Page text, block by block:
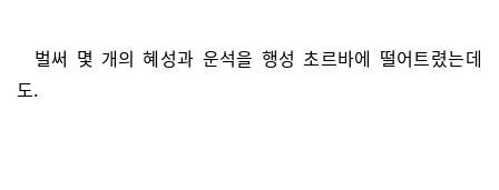
벌써 몇 개의 혜성과 운석을 행성 초르바에 떨어트렸는데
도.